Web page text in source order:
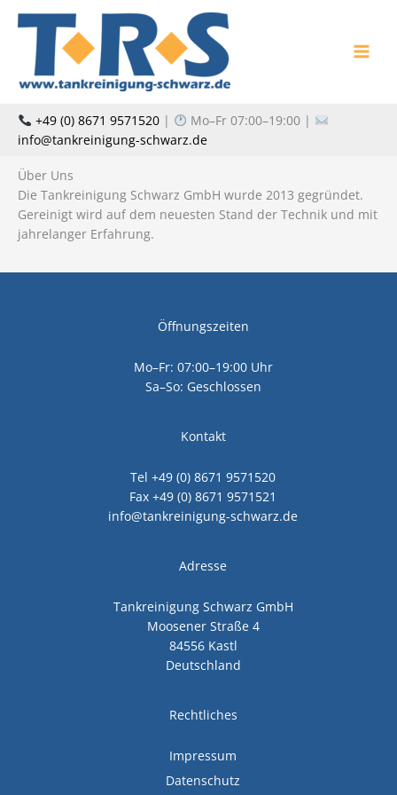
Inhalt
springen
+49 (0) 8671 9571520|
Mo–Fr 07:00–19:00 |
info@tankreinigung-schwarz.de
Über Uns
Die Tankreinigung Schwarz GmbH wurde 2013 gegründet.
Gereinigt wird auf dem neuesten Stand der Technik und mit
jahrelanger Erfahrung.
Öffnungszeiten
Mo–Fr: 07:00–19:00 Uhr
Sa–So: Geschlossen
Kontakt
Tel +49 (0) 8671 9571520
Fax +49 (0) 8671 9571521
info@tankreinigung-schwarz.de
Adresse
Tankreinigung Schwarz GmbH
Moosener Straße 4
84556 Kastl
Deutschland
Rechtliches
Impressum
Datenschutz